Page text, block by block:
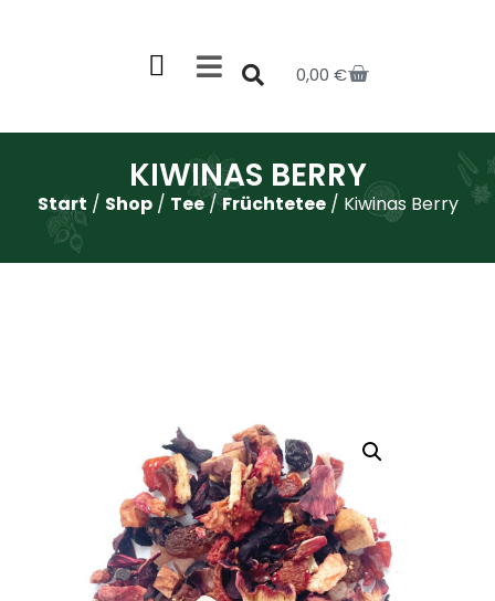
0,00 €
KIWINAS BERRY
Start / Shop/ Tee/Früchtetee/ Kiwinas Berry